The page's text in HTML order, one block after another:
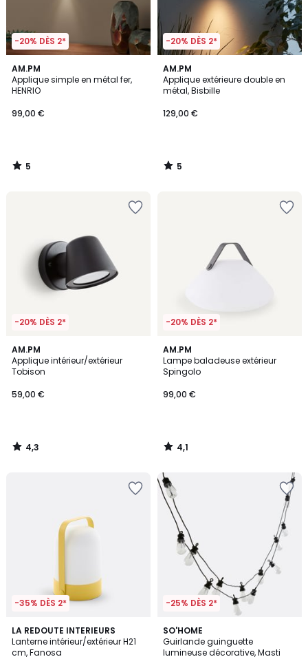
-20% DÈS 2*
AM.PM
Applique simple en métal fer,
HENRIO
99,00 €
5
/
5
5
/
-20% DÈS 2*
AM.PM
Applique extérieure double en
métal, Bisbille
129,00 €
5
/
5
5
/
-20% DÈS 2*
AM.PM
Applique intérieur/extérieur
Tobison
59,00 €
4,3
/ 5
4,3
/
-20% DÈS 2*
AM.PM
Lampe baladeuse extérieur
Spingolo
99,00 €
4,1
/ 5
4,1
/
-35% DÈS 2*
LA REDOUTE INTERIEURS
Lanterne intérieur/extérieur H21
cm, Fanosa
3,5
/ 5
3
Couleurs
-25% DÈS 2*
SO'HOME
Guirlande guinguette
lumineuse décorative, Masti
4
/
5